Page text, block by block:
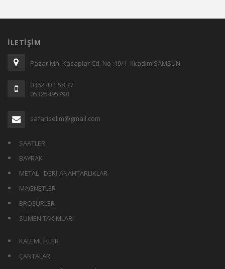
İLETIŞIM
Pazar Mh. Kasaplar Cd. No :19/1 İlkadım SAMSUN
0362 431 58 77
05325495798
safariselim@gmail.com
SAATLER
BAYRAK
METAL - DERİ ANAHTARLIKLAR
MAGNETLER
BROŞÜRLER
SÜMEN TAKIMLARI
KALEMLİKLER
ÇANTALAR